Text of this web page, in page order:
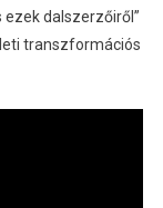
ezek dalszerzőiről”
transzformációs